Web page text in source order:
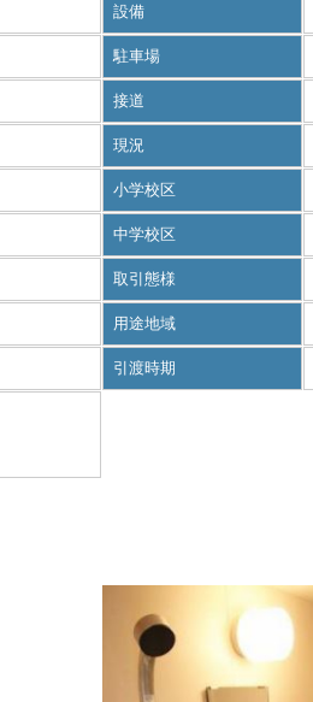
設備
駐車場
接道
現況
小学校区
中学校区
取引態様
用途地域
引渡時期